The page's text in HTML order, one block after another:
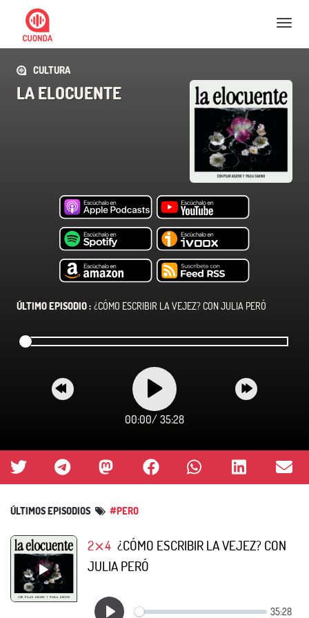
Nav
CULTURA
LA ELOCUENTE
ÚLTIMO EPISODIO : ¿CÓMO ESCRIBIR LA VEJEZ? CON JULIA PERÓ
00:00/ 35:28
ÚLTIMOS EPISODIOS #PERO
2⨯4 ¿CÓMO ESCRIBIR LA VEJEZ? CON
JULIA PERÓ